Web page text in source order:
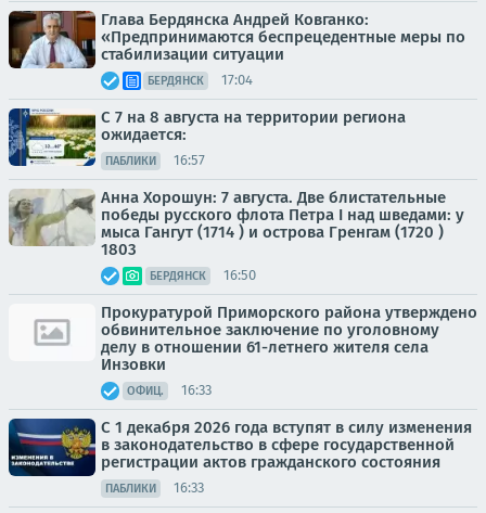
Глава Бердянска Андрей Ковганко:
«Предпринимаются беспрецедентные меры по
стабилизации ситуации
БЕРДЯНСК 17:04
С 7 на 8 августа на территории региона
ожидается:
ПАБЛИКИ 16:57
Анна Хорошун: 7 августа. Две блистательные
победы русского флота Петра I над шведами: у
мыса Гангут (1714 ) и острова Гренгам (1720 )
1803
БЕРДЯНСК 16:50
Прокуратурой Приморского района утверждено
обвинительное заключение по уголовному
делу в отношении 61-летнего жителя села
Инзовки
ОФИЦ. 16:33
С 1 декабря 2026 года вступят в силу изменения
в законодательство в сфере государственной
регистрации актов гражданского состояния
ПАБЛИКИ 16:33